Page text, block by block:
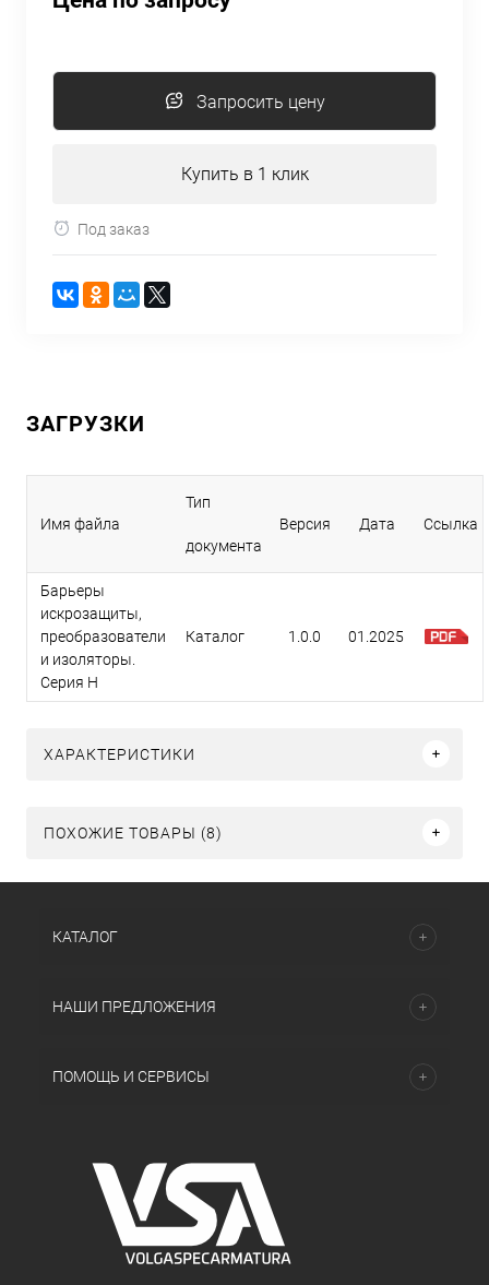
Запросить цену
Купить в 1 клик
Под заказ
ЗАГРУЗКИ
Имя файла
Тип
документа
Версия Дата Ссылка
Барьеры
искрозащиты,
преобразователи
и изоляторы.
Серия H
Каталог 1.0.0 01.2025
ХАРАКТЕРИСТИКИ
ПОХОЖИЕ ТОВАРЫ (8)
КАТАЛОГ
НАШИ ПРЕДЛОЖЕНИЯ
ПОМОЩЬ И СЕРВИСЫ